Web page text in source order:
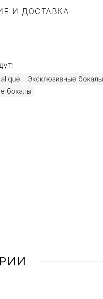
Хрусталь
И ДОСТАВКА
Эксклюзивные бокалы
бокалы